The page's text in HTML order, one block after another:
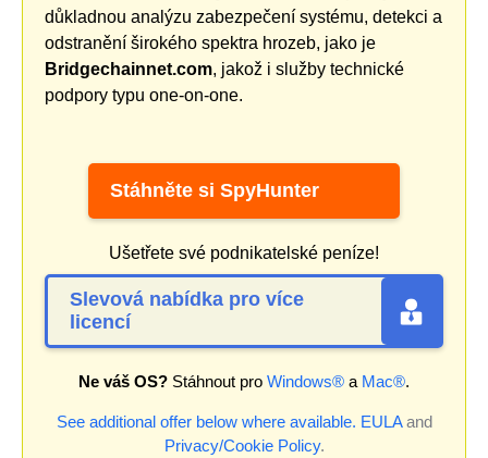
důkladnou analýzu zabezpečení systému, detekci a
odstranění širokého spektra hrozeb, jako je
Bridgechainnet.com, jakož i služby technické
podpory typu one-on-one.
Stáhněte si SpyHunter
Ušetřete své podnikatelské peníze!
Slevová nabídka pro více
licencí
Ne váš OS? Stáhnout pro Windows® a Mac®.
See additional offer below where available. EULAand
Privacy/Cookie Policy.